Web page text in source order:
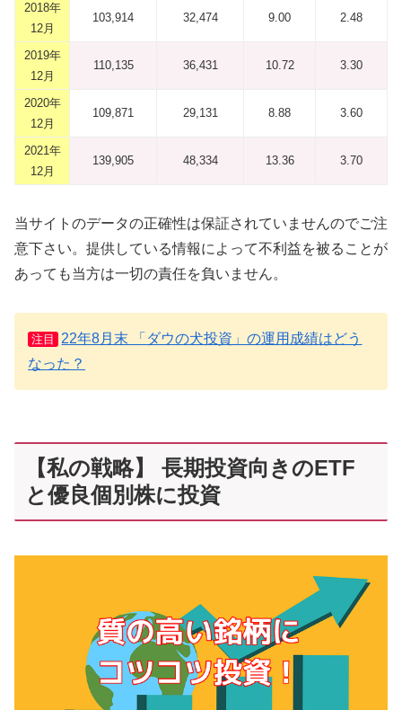
2018年
12月
103,914 32,474 9.00 2.48
2019年
12月
110,135 36,431 10.72 3.30
2020年
12月
109,871 29,131 8.88 3.60
2021年
12月
139,905 48,334 13.36 3.70
当サイトのデータの正確性は保証されていませんのでご注
意下さい。提供している情報によって不利益を被ることが
あっても当方は一切の責任を負いません。
注目
22年8月末 「ダウの犬投資」の運用成績はどう
なった？
【私の戦略】 長期投資向きのETF
と優良個別株に投資